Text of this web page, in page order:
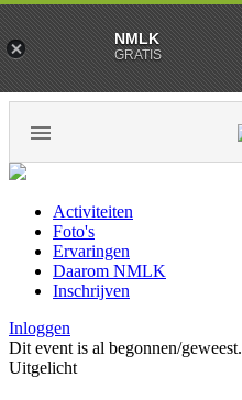
Activiteiten
Foto's
Ervaringen
Daarom NMLK
Inschrijven
Inloggen
Dit event is al begonnen/geweest.
Uitgelicht
NMLK
GRATIS